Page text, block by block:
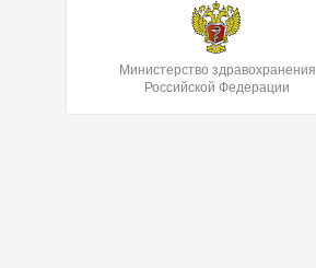
Министерство здравохранения
Российской Федерации